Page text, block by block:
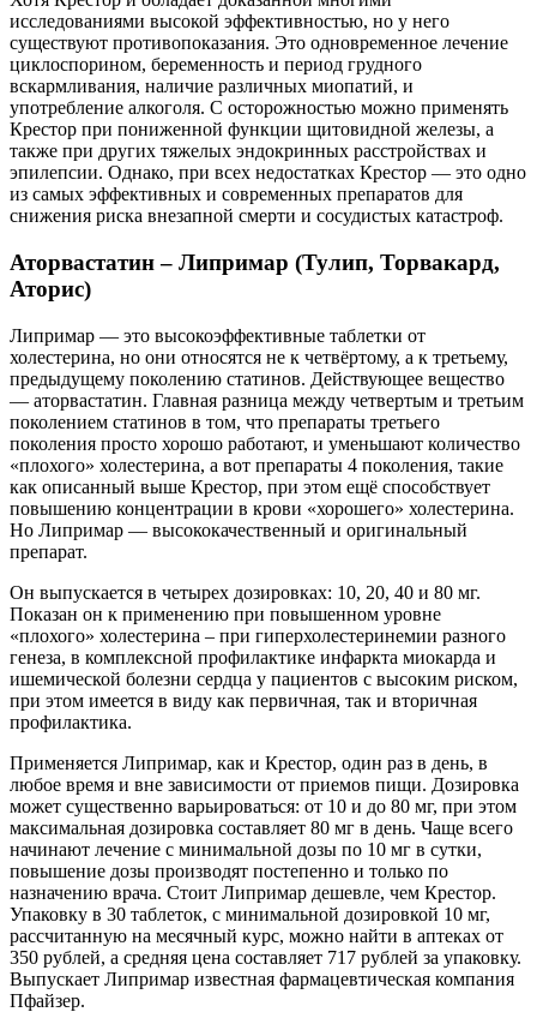
исследованиями высокой эффективностью, но у него
существуют противопоказания. Это одновременное лечение
циклоспорином, беременность и период грудного
вскармливания, наличие различных миопатий, и
употребление алкоголя. С осторожностью можно применять
Крестор при пониженной функции щитовидной железы, а
также при других тяжелых эндокринных расстройствах и
эпилепсии. Однако, при всех недостатках Крестор — это одно
из самых эффективных и современных препаратов для
снижения риска внезапной смерти и сосудистых катастроф.
Аторвастатин – Липримар (Тулип, Торвакард,
Аторис)
Липримар — это высокоэффективные таблетки от
холестерина, но они относятся не к четвёртому, а к третьему,
предыдущему поколению статинов. Действующее вещество
— аторвастатин. Главная разница между четвертым и третьим
поколением статинов в том, что препараты третьего
поколения просто хорошо работают, и уменьшают количество
«плохого» холестерина, а вот препараты 4 поколения, такие
как описанный выше Крестор, при этом ещё способствует
повышению концентрации в крови «хорошего» холестерина.
Но Липримар — высококачественный и оригинальный
препарат.
Он выпускается в четырех дозировках: 10, 20, 40 и 80 мг.
Показан он к применению при повышенном уровне
«плохого» холестерина – при гиперхолестеринемии разного
генеза, в комплексной профилактике инфаркта миокарда и
ишемической болезни сердца у пациентов с высоким риском,
при этом имеется в виду как первичная, так и вторичная
профилактика.
Применяется Липримар, как и Крестор, один раз в день, в
любое время и вне зависимости от приемов пищи. Дозировка
может существенно варьироваться: от 10 и до 80 мг, при этом
максимальная дозировка составляет 80 мг в день. Чаще всего
начинают лечение с минимальной дозы по 10 мг в сутки,
повышение дозы производят постепенно и только по
назначению врача. Стоит Липримар дешевле, чем Крестор.
Упаковку в 30 таблеток, с минимальной дозировкой 10 мг,
рассчитанную на месячный курс, можно найти в аптеках от
350 рублей, а средняя цена составляет 717 рублей за упаковку.
Выпускает Липримар известная фармацевтическая компания
Пфайзер.